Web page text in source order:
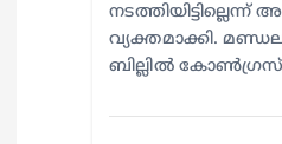
നടത്തിയിട്ടില്ലെന്ന്
വ്യക്തമാക്കി.
ബില്ലിൽ